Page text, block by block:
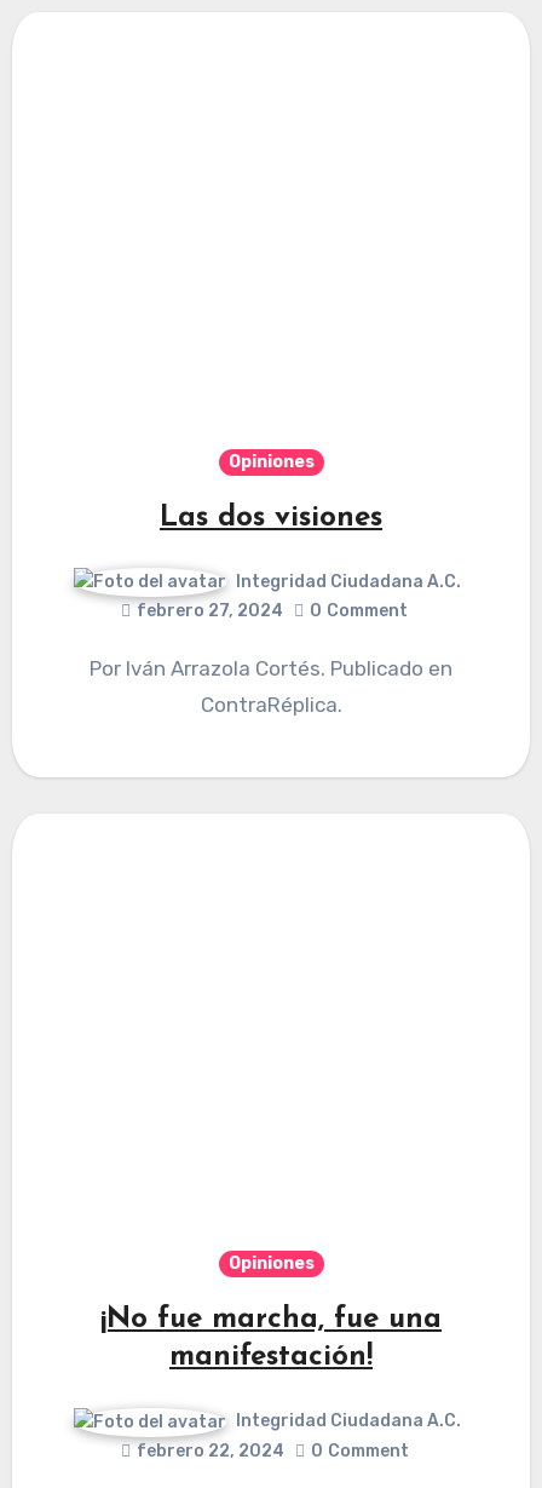
Opiniones
Las dos visiones
Integridad Ciudadana A.C.
febrero 27, 2024
0 Comment
Por Iván Arrazola Cortés. Publicado en
ContraRéplica.
Opiniones
¡No fue marcha, fue una
manifestación!
Integridad Ciudadana A.C.
febrero 22, 2024
0 Comment